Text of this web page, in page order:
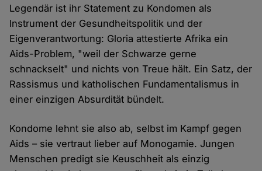
Legendär ist ihr Statement zu Kondomen als
Instrument der Gesundheitspolitik und der
Eigenverantwortung: Gloria attestierte Afrika ein
Aids-Problem, "weil der Schwarze gerne
schnackselt" und nichts von Treue hält. Ein Satz, der
Rassismus und katholischen Fundamentalismus in
einer einzigen Absurdität bündelt.
Kondome lehnt sie also ab, selbst im Kampf gegen
Aids – sie vertraut lieber auf Monogamie. Jungen
Menschen predigt sie Keuschheit als einzig